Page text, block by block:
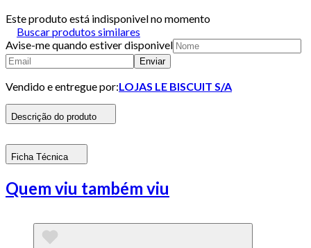
Este produto está indisponivel no momento
Buscar produtos similares
Avise-me quando estiver disponivel
Enviar
Vendido e entregue por:LOJAS LE BISCUIT S/A
Descrição do produto
Ficha Técnica
Quem viu também viu